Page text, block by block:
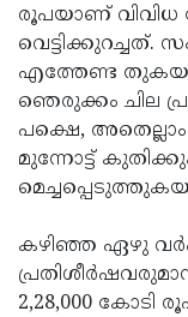
രൂപയാണ് വിവിധ
വെട്ടിക്കുറച്ചത്.
എത്തേണ്ട
ഞെരുക്കം ചില
പക്ഷെ,
മുന്നോട്ട്
കഴിഞ്ഞ ഏഴു
2,28,000 കോടി